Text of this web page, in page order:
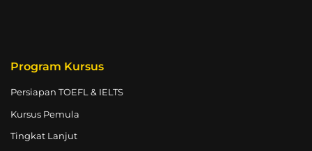
Program Kursus
Persiapan TOEFL & IELTS
Kursus Pemula
Tingkat Lanjut